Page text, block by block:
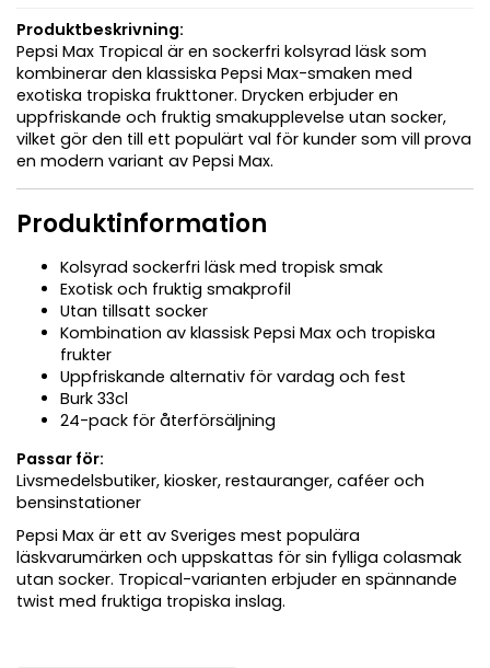
Produktbeskrivning:
Pepsi Max Tropical är en sockerfri kolsyrad läsk som
kombinerar den klassiska Pepsi Max-smaken med
exotiska tropiska frukttoner. Drycken erbjuder en
uppfriskande och fruktig smakupplevelse utan socker,
vilket gör den till ett populärt val för kunder som vill prova
en modern variant av Pepsi Max.
Produktinformation
Kolsyrad sockerfri läsk med tropisk smak
Exotisk och fruktig smakprofil
Utan tillsatt socker
Kombination av klassisk Pepsi Max och tropiska
frukter
Uppfriskande alternativ för vardag och fest
Burk 33cl
24-pack för återförsäljning
Passar för:
Livsmedelsbutiker, kiosker, restauranger, caféer och
bensinstationer
Pepsi Max är ett av Sveriges mest populära
läskvarumärken och uppskattas för sin fylliga colasmak
utan socker. Tropical-varianten erbjuder en spännande
twist med fruktiga tropiska inslag.